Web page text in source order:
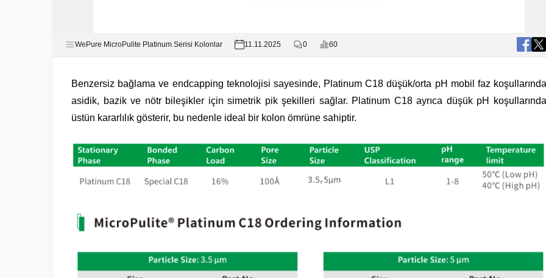
WePure MicroPulite Platinum Serisi Kolonlar 11.11.2025 0 60
Benzersiz bağlama ve endcapping teknolojisi sayesinde, Platinum C18 düşük/orta pH mobil faz koşullarında
asidik, bazik ve nötr bileşikler için simetrik pik şekilleri sağlar. Platinum C18 ayrıca düşük pH koşullarında
üstün kararlılık gösterir, bu nedenle ideal bir kolon ömrüne sahiptir.